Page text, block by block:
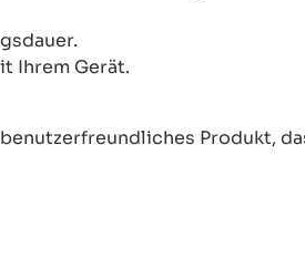
Ihrem Gerät.
Produkt,